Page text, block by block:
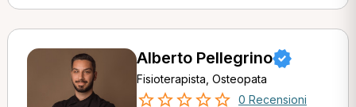
Alberto Pellegrino
Fisioterapista, Osteopata
0 Recensioni